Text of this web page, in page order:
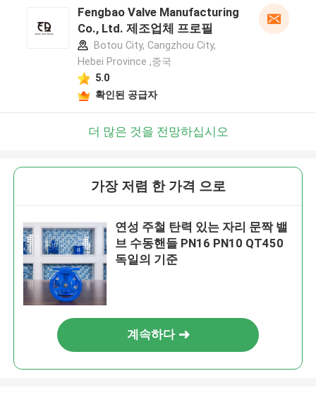
Fengbao Valve Manufacturing
Co., Ltd. 제조업체 프로필
Botou City, Cangzhou City,
Hebei Province ,중국
5.0
확인된 공급자
더 많은 것을 전망하십시오
가장 저렴 한 가격 으로
연성 주철 탄력 있는 자리 문짝 밸
브 수동핸들 PN16 PN10 QT450
독일의 기준
계속하다